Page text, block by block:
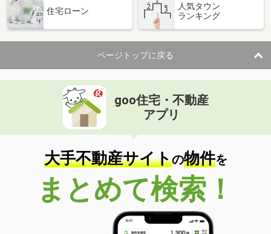
住宅ローン
人気タウン
ランキング
ページトップに戻る
goo住宅・不動産
アプリ
大手不動産サイトの物件を
まとめて検索！